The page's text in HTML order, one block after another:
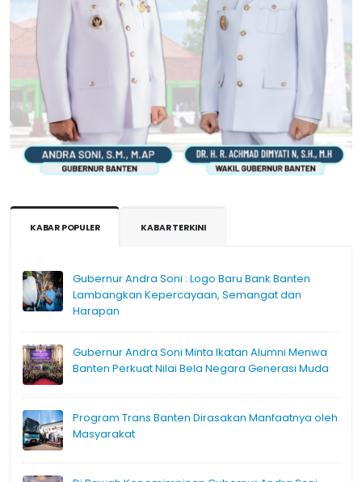
KABAR POPULER KABAR TERKINI
Gubernur Andra Soni : Logo Baru Bank Banten
Lambangkan Kepercayaan, Semangat dan
Harapan
Gubernur Andra Soni Minta Ikatan Alumni Menwa
Banten Perkuat Nilai Bela Negara Generasi Muda
Program Trans Banten Dirasakan Manfaatnya oleh
Masyarakat